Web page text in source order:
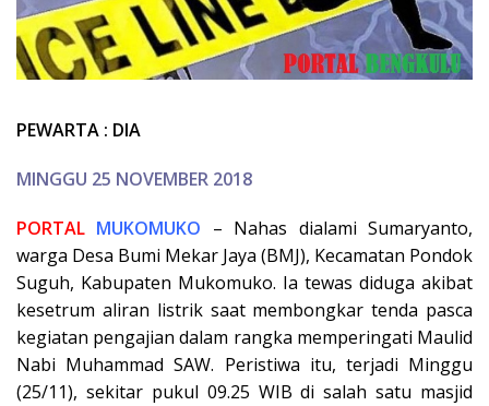
PEWARTA : DIA
MINGGU 25 NOVEMBER 2018
PORTAL MUKOMUKO – Nahas dialami Sumaryanto,
warga Desa Bumi Mekar Jaya (BMJ), Kecamatan Pondok
Suguh, Kabupaten Mukomuko. Ia tewas diduga akibat
kesetrum aliran listrik saat membongkar tenda pasca
kegiatan pengajian dalam rangka memperingati Maulid
Nabi Muhammad SAW. Peristiwa itu, terjadi Minggu
(25/11), sekitar pukul 09.25 WIB di salah satu masjid